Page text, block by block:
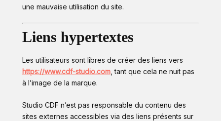
une mauvaise utilisation du site.
Liens hypertextes
Les utilisateurs sont libres de créer des liens vers
https://www.cdf-studio.com, tant que cela ne nuit pas
à l’image de la marque.
Studio CDF n’est pas responsable du contenu des
sites externes accessibles via des liens présents sur